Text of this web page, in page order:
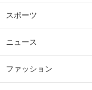
スポーツ
ニュース
ファッション